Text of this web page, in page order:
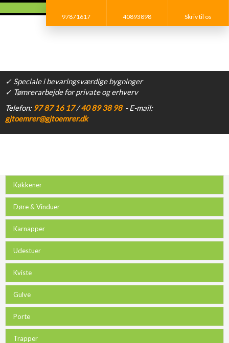
✓ Speciale i bevaringsværdige bygninger
✓ Tømrerarbejde for private og erhverv
​Telefon: 97 87 16 17​/40 89 38 98- E-mail:
gjtoemrer@gjtoemrer.dk
97871617 40893898 Skriv til os​
Køkkener
Døre & Vinduer
Karnapper
Udestuer
Kviste
Gulve
Porte
Trapper